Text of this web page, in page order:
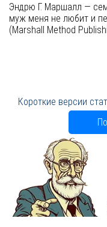
Эндрю Г. Маршалл —
муж меня не любит и
(Marshall Method
Короткие версии